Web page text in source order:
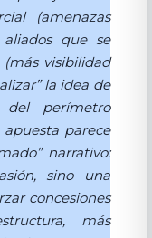
(amenazas
que se
(más visibilidad
la idea de
perímetro
apuesta parece
narrativo:
sino una
concesiones
más